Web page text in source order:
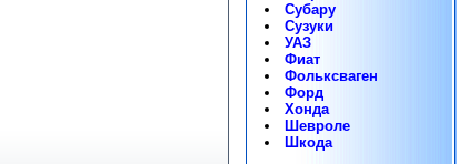
Субару
Сузуки
УАЗ
Фиат
Фольксваген
Форд
Хонда
Шевроле
Шкода